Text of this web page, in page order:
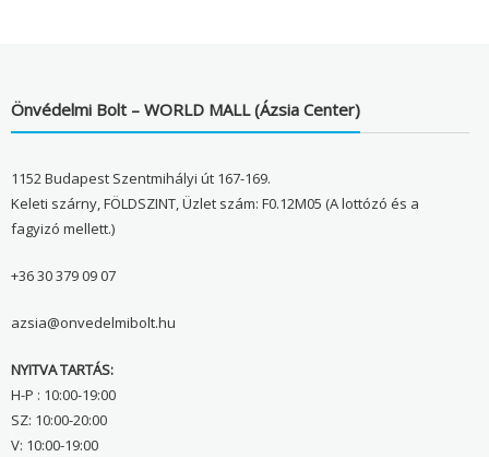
Önvédelmi Bolt – WORLD MALL (Ázsia Center)
1152 Budapest Szentmihályi út 167-169.
Keleti szárny, FÖLDSZINT, Üzlet szám: F0.12M05 (A lottózó és a
fagyizó mellett.)
+36 30 379 09 07
azsia@onvedelmibolt.hu
NYITVA TARTÁS:
H-P : 10:00-19:00
SZ: 10:00-20:00
V: 10:00-19:00